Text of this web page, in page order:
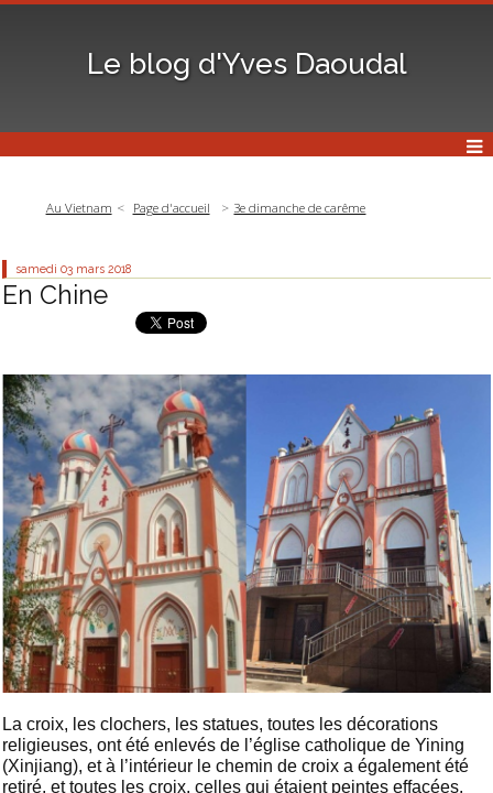
Le blog d'Yves Daoudal
Au Vietnam Page d'accueil 3e dimanche de carême
samedi 03 mars 2018
En Chine
La croix, les clochers, les statues, toutes les décorations
religieuses, ont été enlevés de l’église catholique de Yining
(Xinjiang), et à l’intérieur le chemin de croix a également été
retiré, et toutes les croix, celles qui étaient peintes effacées.